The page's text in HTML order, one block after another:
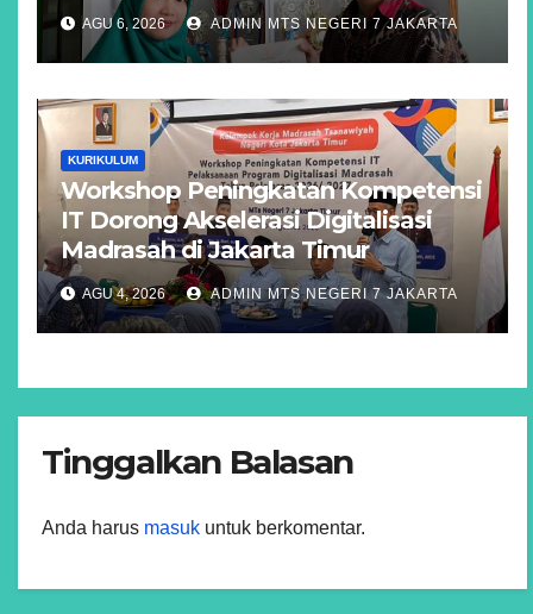
AGU 6, 2026 ADMIN MTS NEGERI 7 JAKARTA
KURIKULUM
Workshop Peningkatan Kompetensi
IT Dorong Akselerasi Digitalisasi
Madrasah di Jakarta Timur
AGU 4, 2026 ADMIN MTS NEGERI 7 JAKARTA
Tinggalkan Balasan
Anda harus masuk untuk berkomentar.